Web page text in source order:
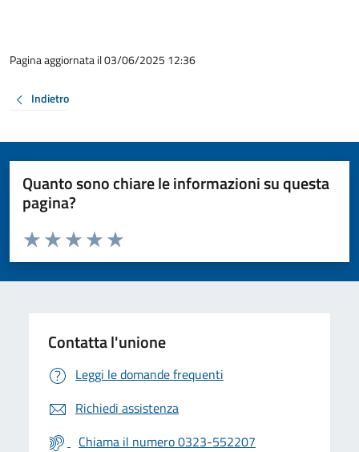
Pagina aggiornata il 03/06/2025 12:36
Indietro
Quanto sono chiare le informazioni su questa
pagina?
Valuta da 1 a 5 stelle la pagina
Valuta 5 stelle su 5
Valuta 4 stelle su 5
Valuta 3 stelle su 5
Valuta 2 stelle su 5
Valuta 1 stelle su 5
Contatta l'unione
Leggi le domande frequenti
Richiedi assistenza
Chiama il numero 0323-552207